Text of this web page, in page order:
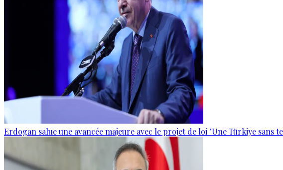
Erdogan salue une avancée majeure avec le projet de loi "Une Türkiye sans